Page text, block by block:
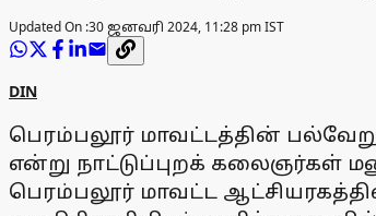
Updated On :30 ஜனவரி 2024, 11:28 pm IST
DIN
பெரம்பலூர் மாவட்டத்தின்
என்று நாட்டுப்புறக் கலைஞர்கள்
பெரம்பலூர் மாவட்ட